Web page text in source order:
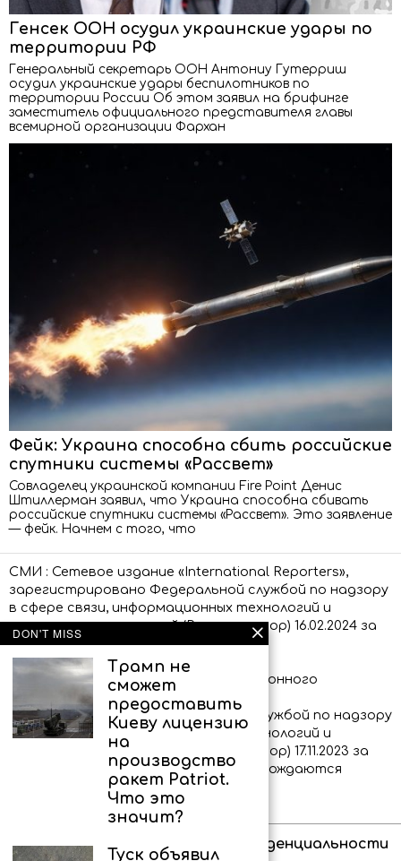
Генсек ООН осудил украинские удары по
территории РФ
Генеральный секретарь ООН Антониу Гутерриш
осудил украинские удары беспилотников по
территории России Об этом заявил на брифинге
заместитель официального представителя главы
всемирной организации Фархан
Фейк: Украина способна сбить российские
спутники системы «Рассвет»
Совладелец украинской компании Fire Point Денис
Штиллерман заявил, что Украина способна сбивать
российские спутники системы «Рассвет». Это заявление
— фейк. Начнем с того, что
СМИ : Сетевое издание «International Reporters»,
зарегистрировано Федеральной службой по надзору
в сфере связи, информационных технологий и
массовых коммуникаций (Роскомнадзор) 16.02.2024 за
номером ЭЛ № ФС 77 – 86873.
Сообщения и материалы информационного
агентства «International Reporters»
(зарегистрировано Федеральной службой по надзору
в сфере связи, информационных технологий и
массовых коммуникаций (Роскомнадзор) 17.11.2023 за
номером ИА № ФС 77 – 86339) сопровождаются
Об агентстве
Политика конфиденциальности
DON'T MISS
Трамп не
сможет
предоставить
Киеву лицензию
на
производство
ракет Patriot.
Что это
значит?
Туск объявил